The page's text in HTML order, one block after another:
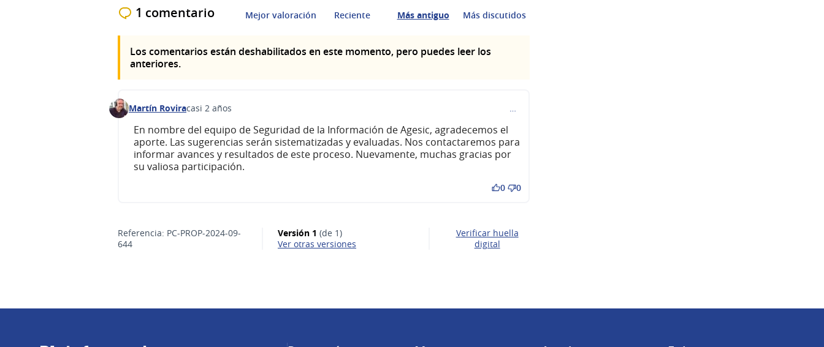
1 comentario Mejor valoración Reciente Más antiguo Más discutidos
Los comentarios están deshabilitados en este momento, pero puedes leer los
anteriores.
Comentario 474
Martín Roviracasi 2 años …
En nombre del equipo de Seguridad de la Información de Agesic, agradecemos el
aporte. Las sugerencias serán sistematizadas y evaluadas. Nos contactaremos para
informar avances y resultados de este proceso. Nuevamente, muchas gracias por
su valiosa participación.
0 0
Referencia: PC-PROP-2024-09-
644
Versión 1 (de 1)
ver otras versiones
Verificar huella
digital